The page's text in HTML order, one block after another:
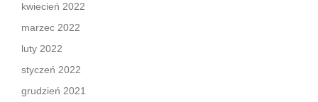
kwiecień 2022
marzec 2022
luty 2022
styczeń 2022
grudzień 2021